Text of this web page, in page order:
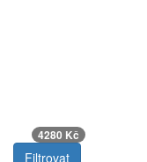
4280 Kč